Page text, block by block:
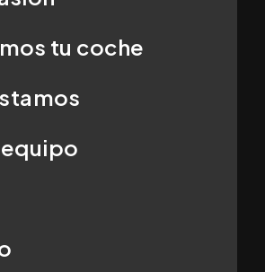
tu coche